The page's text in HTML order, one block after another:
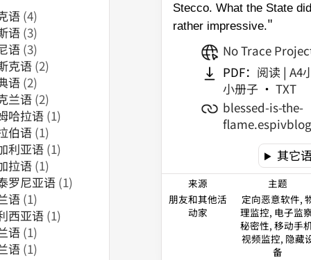
语(4)
语(3)
语(3)
克语 (2)
语(2)
兰语 (2)
哈拉语 (1)
伯语 (1)
利亚语 (1)
拉语 (1)
罗尼亚语(1)
语(1)
西亚语 (1)
语(1)
语(1)
Stecco. What the State
rather impressive."
No Trace
PDF： 阅读 |A4
小册子 •TXT
blessed-is-the-
其它
来源
朋友和其他活
动家
主题
定向恶意软件,
理监控, 电子监
秘密性, 移动手
视频监控, 隐藏
备